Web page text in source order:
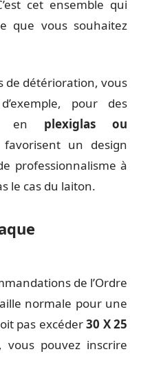
cet ensemble qui
que vous souhaitez
de détérioration, vous
pour des
en plexiglas ou
un design
professionnalisme à
le cas du laiton.
de l’Ordre
normale pour une
pas excéder30 X 25
vous pouvez inscrire